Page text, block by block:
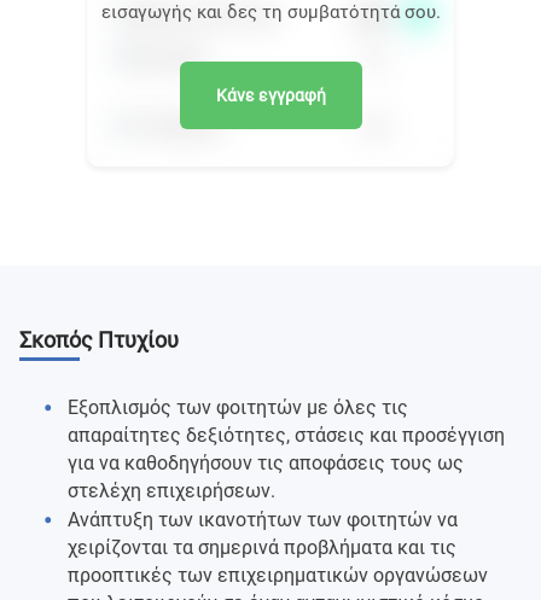
εισαγωγής και δες τη συμβατότητά σου.
Κάνε εγγραφή
Σκοπός Πτυχίου
Εξοπλισμός των φοιτητών με όλες τις
απαραίτητες δεξιότητες, στάσεις και προσέγγιση
για να καθοδηγήσουν τις αποφάσεις τους ως
στελέχη επιχειρήσεων.
Ανάπτυξη των ικανοτήτων των φοιτητών να
χειρίζονται τα σημερινά προβλήματα και τις
προοπτικές των επιχειρηματικών οργανώσεων